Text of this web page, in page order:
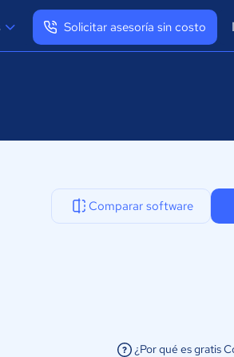
Solicitar asesoría sin costo
Comparar software
¿Por qué es gratis